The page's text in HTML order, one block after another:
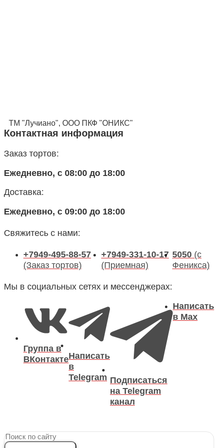
ТМ "Лучиано", ООО ПКФ "ОНИКС"
Контактная информация
Заказ тортов:
Ежедневно, с 08:00 до 18:00
Доставка:
Ежедневно, с 09:00 до 18:00
Свяжитесь с нами:
+7949-495-88-57
(Заказ тортов)
+7949-331-10-17
(Приемная)
5050 (с
Феникса)
Мы в социальных сетях и мессенджерах:
Группа в
ВКонтактеНаписать
в
Telegram Подписаться
на Telegram
канал
Написать
в Max
Search
...